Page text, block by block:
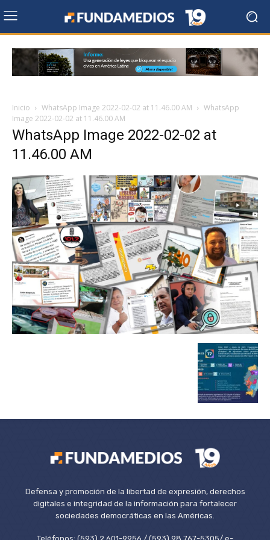
Inicio WhatsApp Image 2022-02-02 at 11.46.00 AM
WhatsApp
Image 2022-02-02 at 11.46.00 AM
WhatsApp Image 2022-02-02 at
11.46.00 AM
Defensa y promoción de la libertad de expresión, derechos
digitales e integridad de la información para fortalecer
sociedades democráticas en las Américas.